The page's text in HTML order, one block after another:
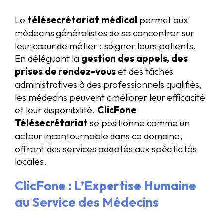
Le télésecrétariat médical permet aux
médecins généralistes de se concentrer sur
leur cœur de métier : soigner leurs patients.
En déléguant la gestion des appels, des
prises de rendez-vouset des tâches
administratives à des professionnels qualifiés,
les médecins peuvent améliorer leur efficacité
et leur disponibilité. ClicFone
Télésecrétariat se positionne comme un
acteur incontournable dans ce domaine,
offrant des services adaptés aux spécificités
locales.
ClicFone : L’Expertise Humaine
au Service des Médecins